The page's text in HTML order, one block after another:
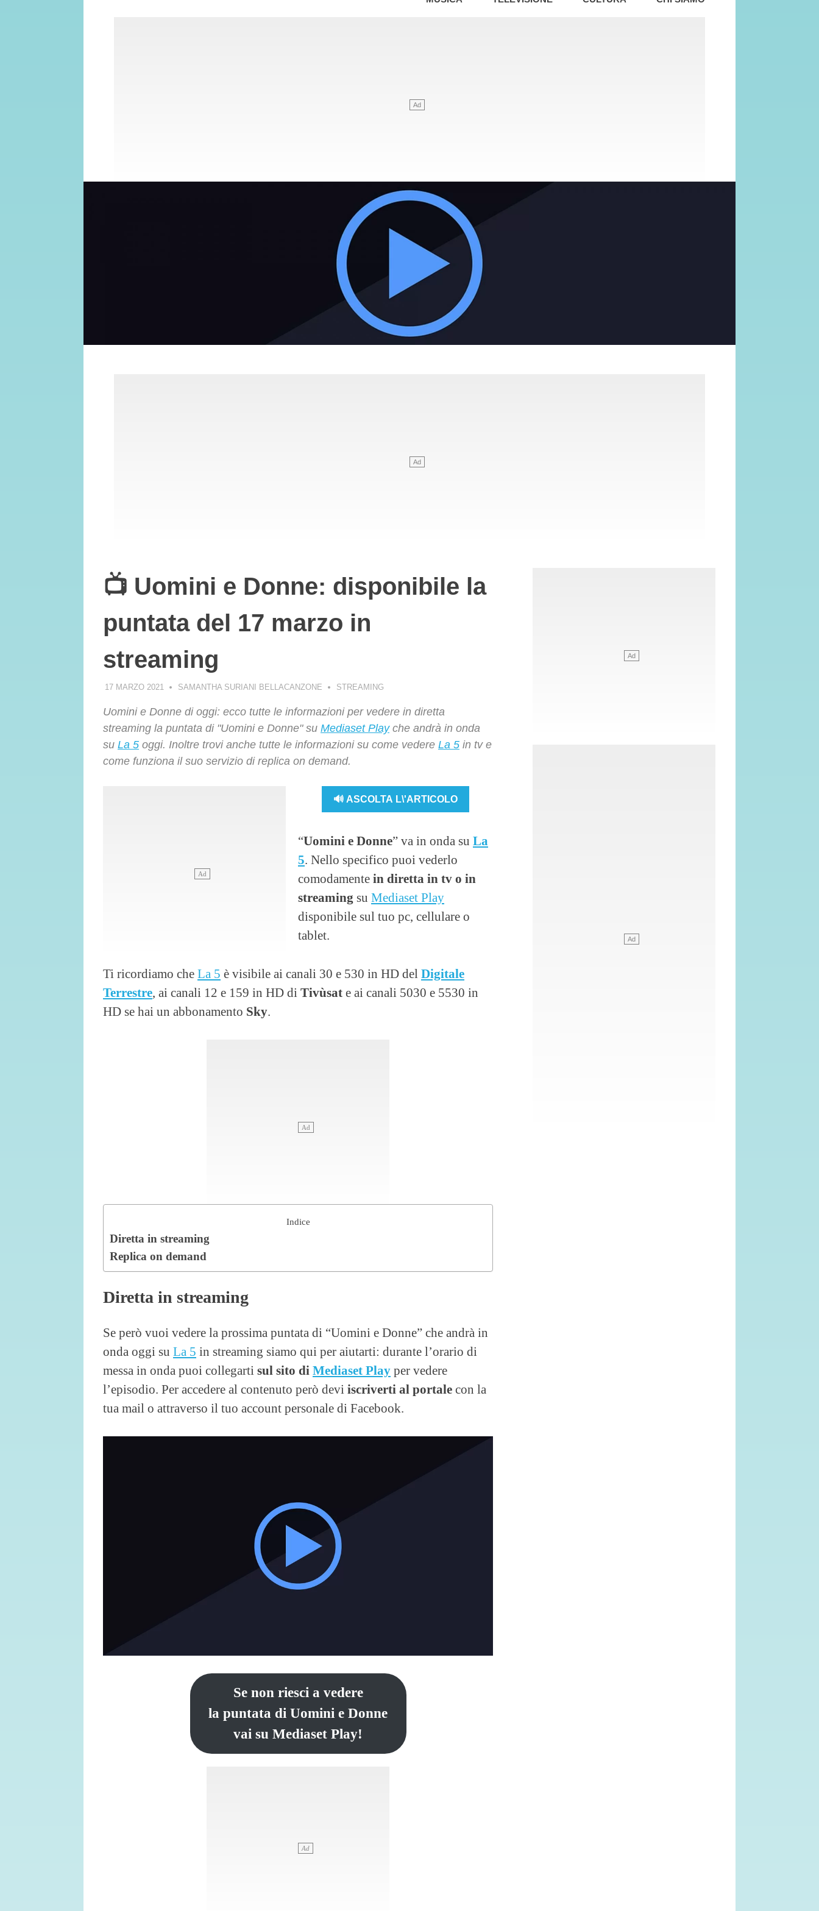
📺 Uomini e Donne: disponibile la
puntata del 17 marzo in
streaming
17 MARZO 2021 SAMANTHA SURIANI BELLACANZONE STREAMING
Uomini e Donne di oggi: ecco tutte le informazioni per vedere in diretta
streaming la puntata di "Uomini e Donne" su Mediaset Playche andrà in onda
su La 5 oggi. Inoltre trovi anche tutte le informazioni su come vedere La 5 in tv e
come funziona il suo servizio di replica on demand.
🔊 ASCOLTA L\'ARTICOLO
“Uomini e Donne” va in onda su La
5. Nello specifico puoi vederlo
comodamente in diretta in tv o in
streaming su Mediaset Play
disponibile sul tuo pc, cellulare o
tablet.
Ti ricordiamo che La 5 è visibile ai canali 30 e 530 in HD del Digitale
Terrestre, ai canali 12 e 159 in HD di Tivùsat e ai canali 5030 e 5530 in
HD se hai un abbonamento Sky.
Indice
Diretta in streaming
Replica on demand
Diretta in streaming
Se però vuoi vedere la prossima puntata di “Uomini e Donne” che andrà in
onda oggi su La 5 in streaming siamo qui per aiutarti: durante l’orario di
messa in onda puoi collegarti sul sito di Mediaset Play per vedere
l’episodio. Per accedere al contenuto però devi iscriverti al portale con la
tua mail o attraverso il tuo account personale di Facebook.
Se non riesci a vedere
la puntata di Uomini e Donne
vai su Mediaset Play!